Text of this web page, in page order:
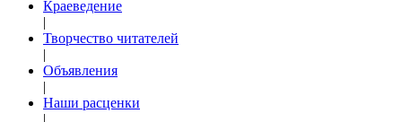
Краеведение
|
Творчество читателей
|
Объявления
|
Наши расценки
|